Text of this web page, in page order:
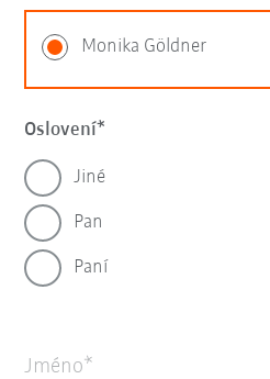
Monika Göldner
Oslovení
Jiné
Pan
Paní
Jméno